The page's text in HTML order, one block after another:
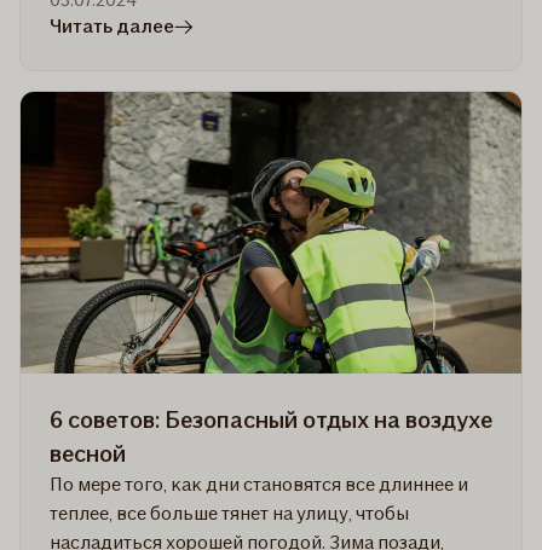
Читать далеев
советов,
как
ответственно
наслаждаться
водными
развлечениями
6 советов: Безопасный отдых на воздухе
весной
По мере того, как дни становятся все длиннее и
теплее, все больше тянет на улицу, чтобы
насладиться хорошей погодой. Зима позади,